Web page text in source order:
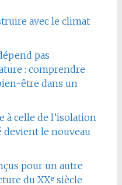
avec le climat
pas
: comprendre
être dans un
à celle de l’isolation
devient le nouveau
pour un autre
du XXᵉ siècle